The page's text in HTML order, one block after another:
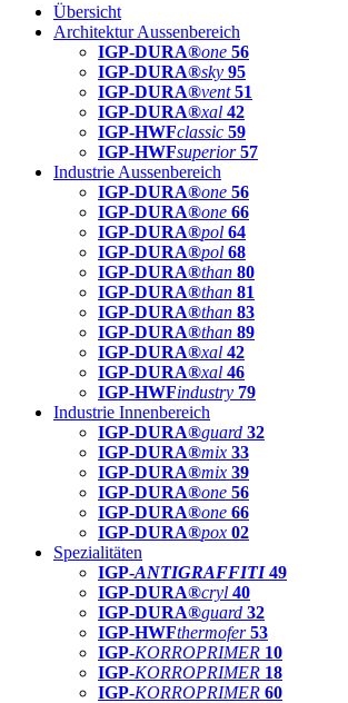
Übersicht
Architektur Aussenbereich
IGP-DURA®one 56
IGP-DURA®sky 95
IGP-DURA®vent 51
IGP-DURA®xal 42
IGP-HWFclassic 59
IGP-HWFsuperior 57
Industrie Aussenbereich
IGP-DURA®one 56
IGP-DURA®one 66
IGP-DURA®pol 64
IGP-DURA®pol 68
IGP-DURA®than 80
IGP-DURA®than 81
IGP-DURA®than 83
IGP-DURA®than 89
IGP-DURA®xal 42
IGP-DURA®xal 46
IGP-HWFindustry 79
Industrie Innenbereich
IGP-DURA®guard 32
IGP-DURA®mix 33
IGP-DURA®mix 39
IGP-DURA®one 56
IGP-DURA®one 66
IGP-DURA®pox 02
Spezialitäten
IGP-ANTIGRAFFITI49
IGP-DURA®cryl 40
IGP-DURA®guard 32
IGP-HWFthermofer 53
IGP-KORROPRIMER 10
IGP-KORROPRIMER 18
IGP-KORROPRIMER 60